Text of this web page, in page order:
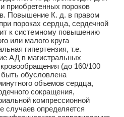
приобретенных пороков
Повышение К. д. в правом
пороках сердца, сердечной
к системному повышению
или малого круга
гипертензия, т.е.
АД в магистральных
(до 160/100
обусловлена
объемов сердца,
сокращения,
компрессионной
случаев определяется